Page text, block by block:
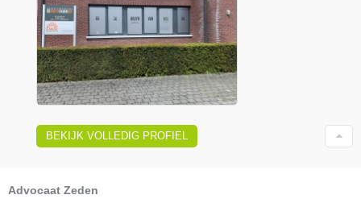
BEKIJK VOLLEDIG PROFIEL
Advocaat Zeden